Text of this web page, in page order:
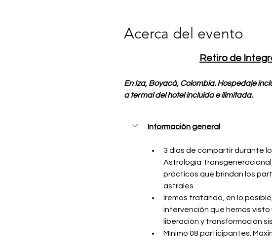
Acerca del evento
Retiro de
En Iza, Boyacá, Colombia. Hospedaje
a termal del hotel incluida e ilimitada.
Información general
3 días de compartir durante
Astrología
prácticos que brindan los
astrales.
Iremos tratando, en lo
intervención que hemos
liberación y transformación
Mínimo 08 participantes.